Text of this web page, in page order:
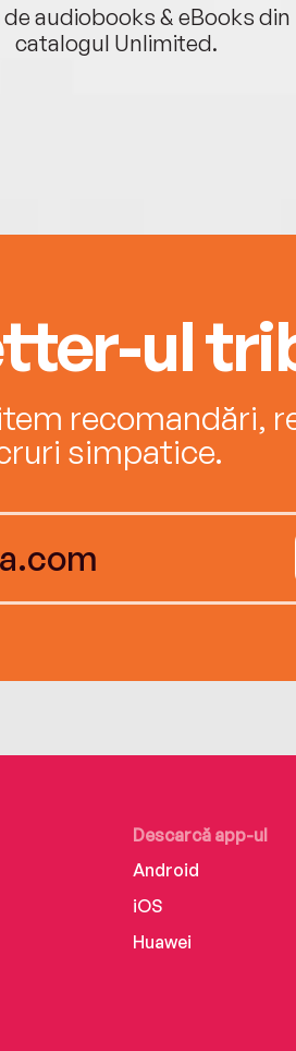
de audiobooks & eBooks din
catalogul Unlimited.
ul
recomandări,
simpatice.
Descarcă app-ul
Android
iOS
Huawei